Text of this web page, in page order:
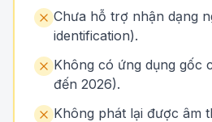
Chưa hỗ trợ nhận dạng
identification).
Không có ứng dụng gốc
đến 2026).
Không phát lại được âm